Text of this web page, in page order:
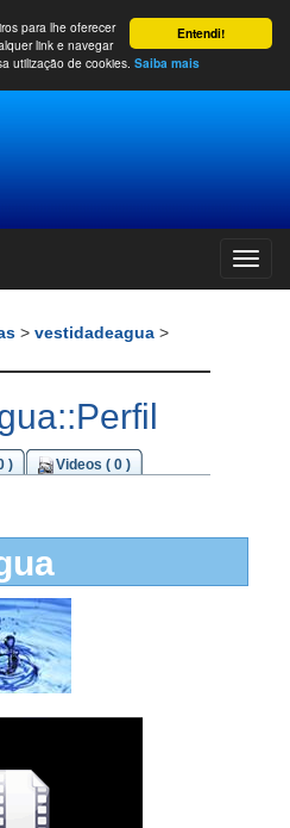
Entendi!
para lhe oferecer
link e navegar
utilização de cookies. Saiba mais
> vestidadeagua >
) Videos ( 0 )